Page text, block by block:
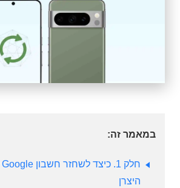
במאמר זה:
היצרן